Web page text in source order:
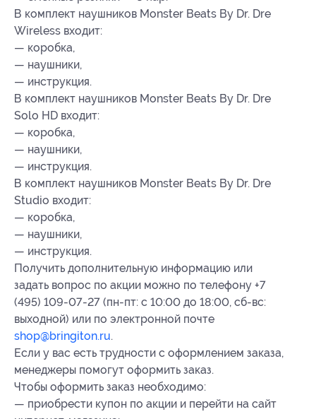
В комплект наушников Monster Beats By Dr. Dre
Wireless входит:
— коробка,
— наушники,
— инструкция.
В комплект наушников Monster Beats By Dr. Dre
Solo HD входит:
— коробка,
— наушники,
— инструкция.
В комплект наушников Monster Beats By Dr. Dre
Studio входит:
— коробка,
— наушники,
— инструкция.
Получить дополнительную информацию или
задать вопрос по акции можно по телефону +7
(495) 109-07-27 (пн-пт: с 10:00 до 18:00, сб-вс:
выходной) или по электронной почте
shop@bringiton.ru.
Если у вас есть трудности с оформлением заказа,
менеджеры помогут оформить заказ.
Чтобы оформить заказ необходимо:
— приобрести купон по акции и перейти на сайт